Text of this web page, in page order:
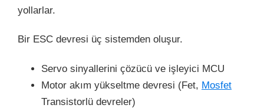
yollarlar.
Bir ESC devresi üç sistemden oluşur.
Servo sinyallerini çözücü ve işleyici MCU
Motor akım yükseltme devresi (Fet, Mosfet
Transistorlü devreler)